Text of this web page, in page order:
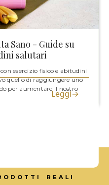
Sano - Guide su
salutari
esercizio fisico e abitudini
quello di raggiungere uno
per aumentare il nostro
Leggi→
REALI